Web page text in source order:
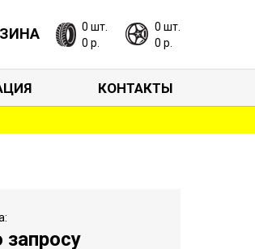
0 шт.
0 р.
0 шт.
0 р.
КОНТАКТЫ
запросу